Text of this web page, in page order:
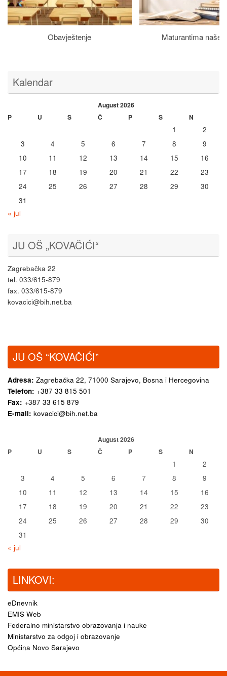
Obavještenje Maturantima naše
Kalendar
August 2026
P
U S Č P S N
1
2
3
4 5 6 7 8
9
10
11 12 13 14 15
16
17
18 19 20 21 22
23
24
25 26 27 28 29
30
31
« jul
JU OŠ „KOVAČIĆI“
Zagrebačka 22
tel. 033/615-879
fax. 033/615-879
kovacici@bih.net.ba
JU OŠ “KOVAČIĆI”
Adresa: Zagrebačka 22, 71000 Sarajevo, Bosna i Hercegovina
Telefon: +387 33 815 501
Fax: +387 33 615 879
E-mail: kovacici@bih.net.ba
August 2026
P
U S Č P S N
1
2
3
4 5 6 7 8
9
10
11 12 13 14 15
16
17
18 19 20 21 22
23
24
25 26 27 28 29
30
31
« jul
LINKOVI:
eDnevnik
EMIS Web
Federalno ministarstvo obrazovanja i nauke
Ministarstvo za odgoj i obrazovanje
Općina Novo Sarajevo